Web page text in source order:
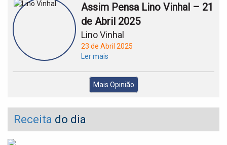
Assim Pensa Lino Vinhal – 21
de Abril 2025
Lino Vinhal
23 de Abril 2025
Ler mais
Mais Opinião
Receita do dia